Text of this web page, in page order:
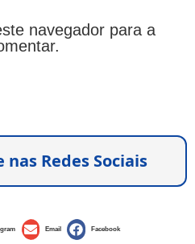
navegador para a
Redes Sociais
Email Facebook